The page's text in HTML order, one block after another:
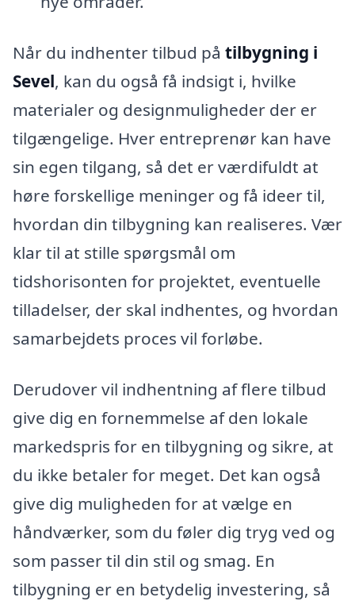
Når du indhenter tilbud på tilbygning i
Sevel, kan du også få indsigt i, hvilke
materialer og designmuligheder der er
tilgængelige. Hver entreprenør kan have
sin egen tilgang, så det er værdifuldt at
høre forskellige meninger og få ideer til,
hvordan din tilbygning kan realiseres. Vær
klar til at stille spørgsmål om
tidshorisonten for projektet, eventuelle
tilladelser, der skal indhentes, og hvordan
samarbejdets proces vil forløbe.
Derudover vil indhentning af flere tilbud
give dig en fornemmelse af den lokale
markedspris for en tilbygning og sikre, at
du ikke betaler for meget. Det kan også
give dig muligheden for at vælge en
håndværker, som du føler dig tryg ved og
som passer til din stil og smag. En
tilbygning er en betydelig investering, så